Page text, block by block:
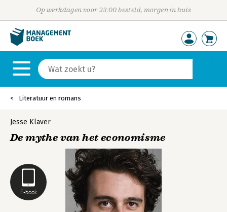
Op werkdagen voor 23:00 besteld, morgen in huis
Literatuur en romans
E-book
Jesse Klaver
De mythe van het economisme